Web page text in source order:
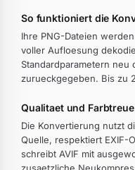
So funktioniert die
Ihre PNG-Dateien
voller Aufloesung
Standardparametern
zurueckgegeben. Bis zu
Qualitaet und
Die Konvertierung nutzt
Quelle, respektiert EXIF-
schreibt AVIF mit